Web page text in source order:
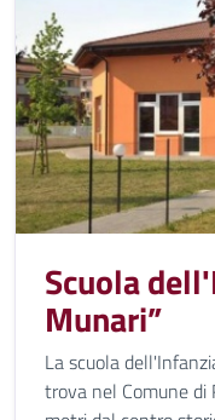
Scuola
Munari”
La scuola
trova nel Comune di